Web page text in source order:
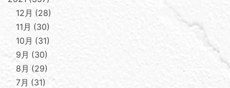
12月
28
11月
30
10月
31
9月
30
8月
29
7月
31